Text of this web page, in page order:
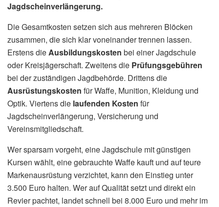
Jagdscheinverlängerung.
Die Gesamtkosten setzen sich aus mehreren Blöcken
zusammen, die sich klar voneinander trennen lassen.
Erstens dieAusbildungskosten bei einer Jagdschule
oder Kreisjägerschaft. Zweitens die Prüfungsgebühren
bei der zuständigen Jagdbehörde. Drittens die
Ausrüstungskosten für Waffe, Munition, Kleidung und
Optik. Viertens die laufenden Kosten für
Jagdscheinverlängerung, Versicherung und
Vereinsmitgliedschaft.
Wer sparsam vorgeht, eine Jagdschule mit günstigen
Kursen wählt, eine gebrauchte Waffe kauft und auf teure
Markenausrüstung verzichtet, kann den Einstieg unter
3.500 Euro halten. Wer auf Qualität setzt und direkt ein
Revier pachtet, landet schnell bei 8.000 Euro und mehr im